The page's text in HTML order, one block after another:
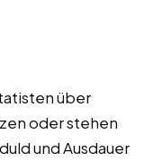
über
oder stehen
und Ausdauer